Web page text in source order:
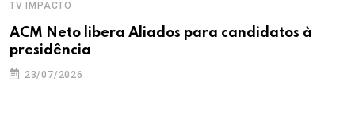
TV IMPACTO
ACM Neto libera Aliados para candidatos à
presidência
23/07/2026